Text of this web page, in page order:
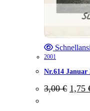
2001
Nr.614 Januar
3,00€
Preis
1,75